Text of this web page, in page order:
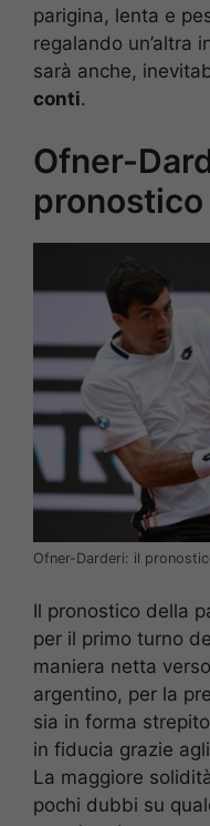
parigina, lenta e
regalando un’altra
sarà anche,
conti.
Ofner-
pronostico
Ofner-Darderi: il
Il pronostico della
per il primo turno
maniera netta
argentino, per la
sia in forma
in fiducia grazie
La maggiore
pochi dubbi su